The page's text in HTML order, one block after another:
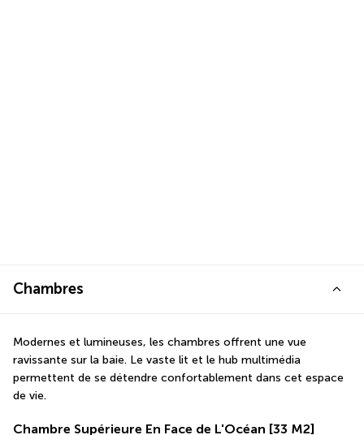
Chambres
Modernes et lumineuses, les chambres offrent une vue
ravissante sur la baie. Le vaste lit et le hub multimédia
permettent de se détendre confortablement dans cet espace
de vie.
Chambre Supérieure En Face de L'Océan [33 M2]